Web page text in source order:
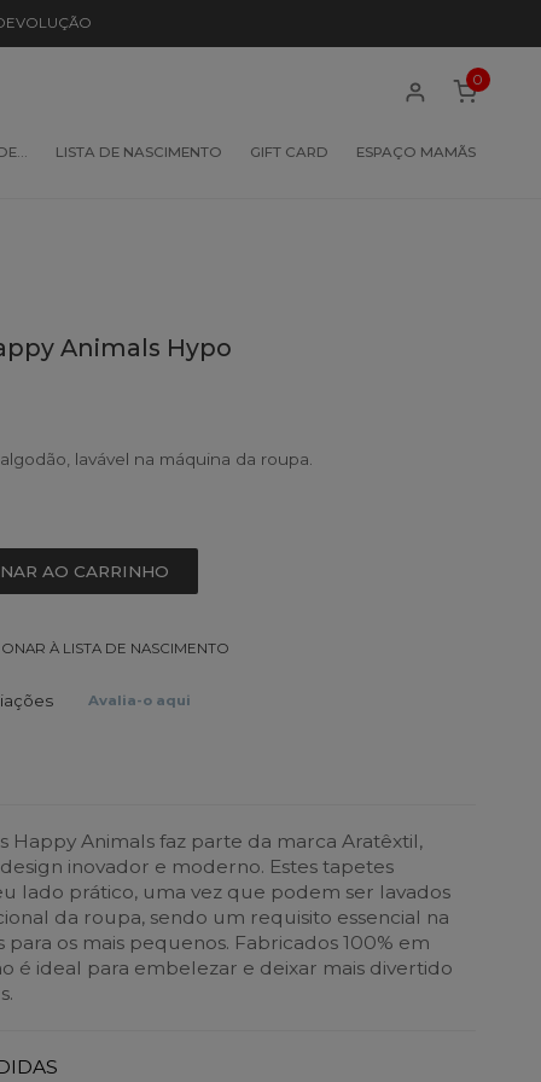
LISTA DE NASCIMENTO GIFT CARD ESPAÇO MAMÃS
0
Animals Hypo
lavável na máquina da roupa.
AO CARRINHO
À LISTA DE NASCIMENTO
Avalia-o aqui
Happy Animals faz parte da marca Aratêxtil,
inovador e moderno. Estes tapetes
lado prático, uma vez que podem ser lavados
da roupa, sendo um requisito essencial na
os mais pequenos. Fabricados 100% em
é ideal para embelezar e deixar mais divertido